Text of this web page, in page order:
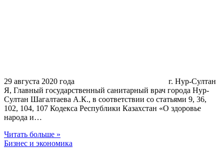
29 августа 2020 года г. Нур-Султан
Я, Главный государственный санитарный врач города Нур-
Султан Шагалтаева А.К., в соответствии со статьями 9, 36,
102, 104, 107 Кодекса Республики Казахстан «О здоровье
народа и…
Читать больше »
Бизнес и экономика